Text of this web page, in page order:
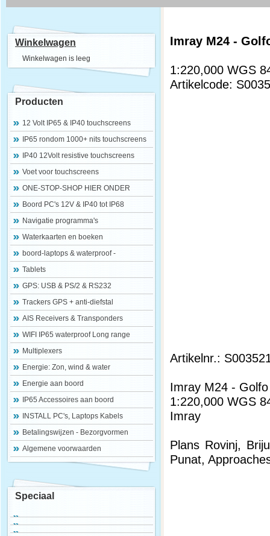
Winkelwagen
Winkelwagen is leeg
Producten
12 Volt IP65 & IP40 touchscreens
IP65 rondom 1000+ nits touchscreens
IP40 12Volt resistive touchscreens
Voet voor touchscreens
ONE-STOP-SHOP HIER ONDER
Boord PC's 12V & IP40 tot IP68
Navigatie programma's
Waterkaarten en boeken
boord-laptops & waterproof -
Tablets
GPS: USB & PS/2 & RS232
Trackers GPS + anti-diefstal
AIS Receivers & Transponders
WIFI IP65 waterproof Long range
Multiplexers
Energie: Zon, wind & water
Energie aan boord
IP65 Accessoires aan boord
INSTALL PC's, Laptops Kabels
Betalingswijzen - Bezorgvormen
Algemene voorwaarden
Speciaal
Imray M24 -
1:220,000 WGS
Artikelcode:
Artikelnr.:
Imray M24 -
1:220,000 WGS
Imray
Plans Rovinj,
Punat,